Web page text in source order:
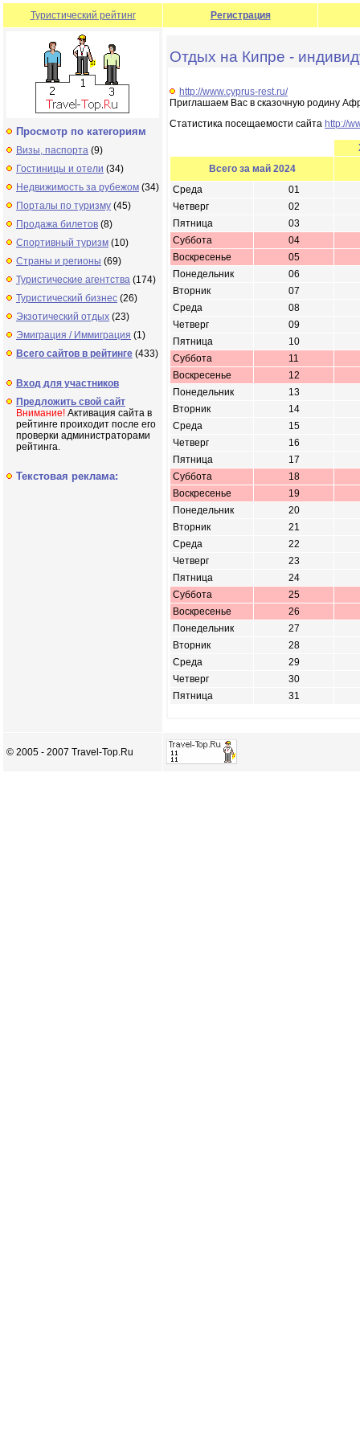
Туристический рейтинг Регистрация
Просмотр по категориям
Визы, паспорта (9)
Гостиницы и отели (34)
Недвижимость за рубежом (34)
Порталы по туризму (45)
Продажа билетов (8)
Спортивный туризм (10)
Страны и регионы (69)
Туристические агентства (174)
Туристический бизнес (26)
Экзотический отдых (23)
Эмиграция / Иммиграция (1)
Всего сайтов в рейтинге (433)
Вход для участников
Предложить свой сайт
Внимание! Активация сайта в
рейтинге проиходит после его
проверки администраторами
рейтинга.
Текстовая реклама:
Отдых на Кипре -
http://www.cyprus-rest.ru/
Приглашаем Вас в сказочную родину
Статистика посещаемости сайта http://
Всего за май 2024
Среда
01
Четверг
02
Пятница
03
Суббота
04
Воскресенье
05
Понедельник
06
Вторник
07
Среда
08
Четверг
09
Пятница
10
Суббота
11
Воскресенье
12
Понедельник
13
Вторник
14
Среда
15
Четверг
16
Пятница
17
Суббота
18
Воскресенье
19
Понедельник
20
Вторник
21
Среда
22
Четверг
23
Пятница
24
Суббота
25
Воскресенье
26
Понедельник
27
Вторник
28
Среда
29
Четверг
30
Пятница
31
© 2005 - 2007 Travel-Top.Ru